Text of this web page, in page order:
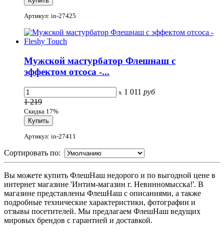
Артикул: in-27425
Мужской мастурбатор Флешнаш с
эффектом отсоса -...
x 1 011 руб
1 219
Скидка 17%
Артикул: in-27411
Сортировать по:
Вы можете купить ФлешНаш недорого и по выгодной цене в
интернет магазине 'Интим-магазин г. Невинномысска!'. В
магазине представлены ФлешНаш с описаниями, а также
подробные технические характеристики, фотографии и
отзывы посетителей. Мы предлагаем ФлешНаш ведущих
мировых брендов с гарантией и доставкой.